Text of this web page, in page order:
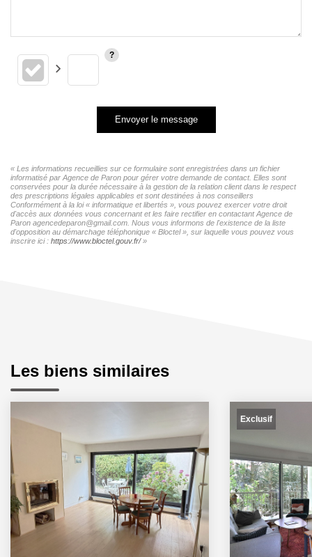
Envoyer le message
« Les informations recueillies sur ce formulaire sont enregistrées dans un fichier
informatisé par Agence de Paron pour gérer votre demande de contact. Elles sont
conservées pour la durée nécessaire à la gestion de la relation client dans le respect
des prescriptions légales applicables et sont destinées à nos conseillers
Conformément à la loi « informatique et libertés », vous pouvez exercer votre droit
d'accès aux données vous concernant et les faire rectifier en contactant Agence de
Paron agencedeparon@gmail.com. Nous vous informons de l'existence de la liste
d'opposition au démarchage téléphonique « Bloctel », sur laquelle vous pouvez vous
inscrire ici : https://www.bloctel.gouv.fr/»
Les biens similaires
Exclusif